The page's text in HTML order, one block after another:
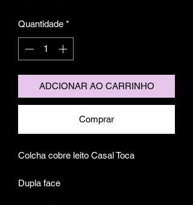
Quantidade *
ADCIONAR AO CARRINHO
Comprar
Colcha cobre leito Casal Toca
Dupla face